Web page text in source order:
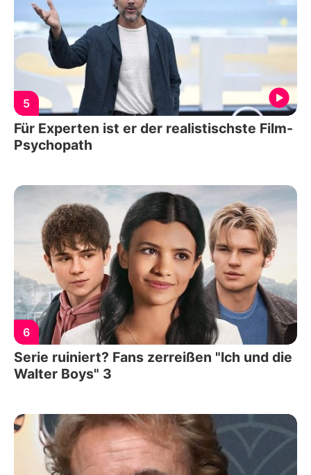
5
Für Experten ist er der realistischste Film-
Psychopath
6
Serie ruiniert? Fans zerreißen "Ich und die
Walter Boys" 3